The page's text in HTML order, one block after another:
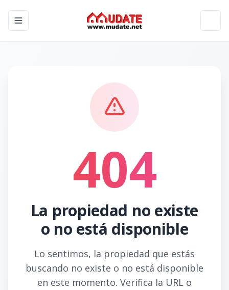
Toggle navigation menu
404
La propiedad no existe
o no está disponible
Lo sentimos, la propiedad que estás
buscando no existe o no está disponible
en este momento. Verifica la URL o